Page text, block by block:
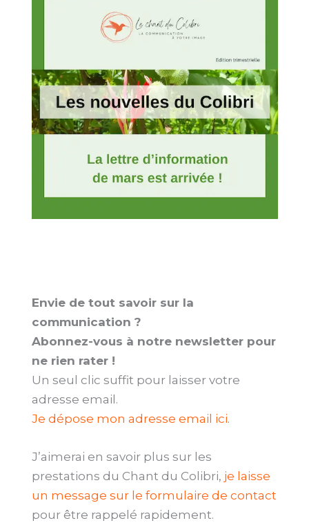
Envie de tout savoir sur la
communication ?
Abonnez-vous à notre newsletter pour
ne rien rater !
Un seul clic suffit pour laisser votre
adresse email.
Je dépose mon adresse email ici.
J’aimerai en savoir plus sur les
prestations du Chant du Colibri, je laisse
un message sur le formulaire de contact
pour être rappelé rapidement.